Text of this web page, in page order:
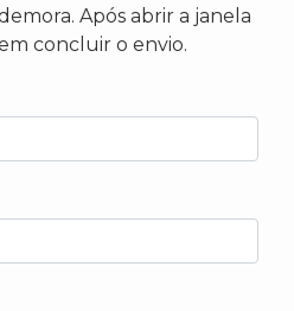
Após abrir a janela
concluir o envio.